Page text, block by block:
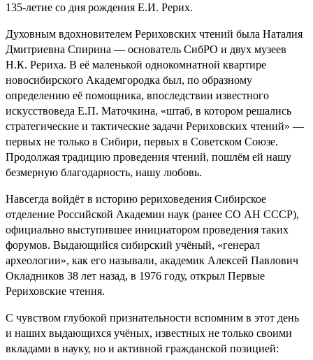
135-летие со дня рождения Е.И. Рерих.
Духовным вдохновителем Рериховских чтений была Наталия
Дмитриевна Спирина — основатель СибРО и двух музеев
Н.К. Рериха. В её маленькой однокомнатной квартире
новосибирского Академгородка был, по образному
определению её помощника, впоследствии известного
искусствоведа Е.П. Маточкина, «штаб, в котором решались
стратегические и тактические задачи Рериховских чтений» —
первых не только в Сибири, первых в Советском Союзе.
Продолжая традицию проведения чтений, пошлём ей нашу
безмерную благодарность, нашу любовь.
Навсегда войдёт в историю рериховедения Сибирское
отделение Российской Академии наук (ранее CО АН СССР),
официально выступившее инициатором проведения таких
форумов. Выдающийся сибирский учёный, «генерал
археологии», как его называли, академик Алексей Павлович
Окладников 38 лет назад, в 1976 году, открыл Первые
Рериховские чтения.
С чувством глубокой признательности вспомним в этот день
и наших выдающихся учёных, известных не только своими
вкладами в науку, но и активной гражданской позицией: